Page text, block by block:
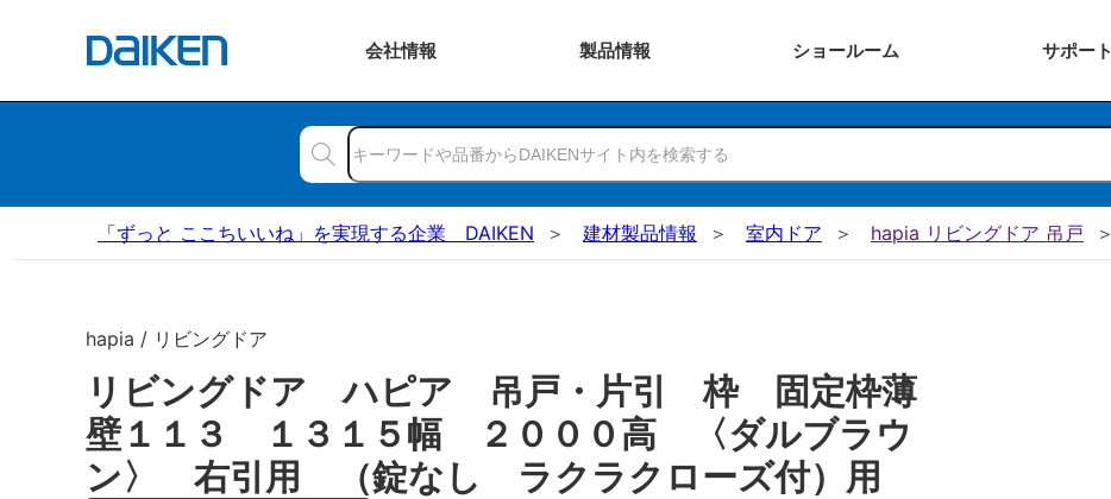
会社情報 製品情報 ショールーム サポート
「ずっと ここちいいね」を実現する企業 DAIKEN 建材製品情報 室内ドア hapia リビングドア 吊戸
hapia / リビングドア
リビングドア ハピア 吊戸・片引 枠 固定枠薄
壁１１３ １３１５幅 ２０００高 〈ダルブラウ
ン〉 右引用 （錠なし ラクラクローズ付）用